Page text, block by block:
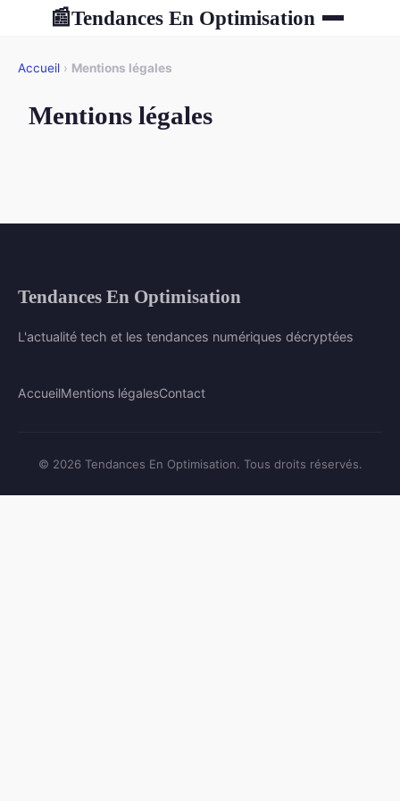
📰Tendances En Optimisation
Accueil › Mentions légales
Mentions légales
Tendances En Optimisation
L'actualité tech et les tendances numériques décryptées
AccueilMentions légalesContact
© 2026 Tendances En Optimisation. Tous droits réservés.